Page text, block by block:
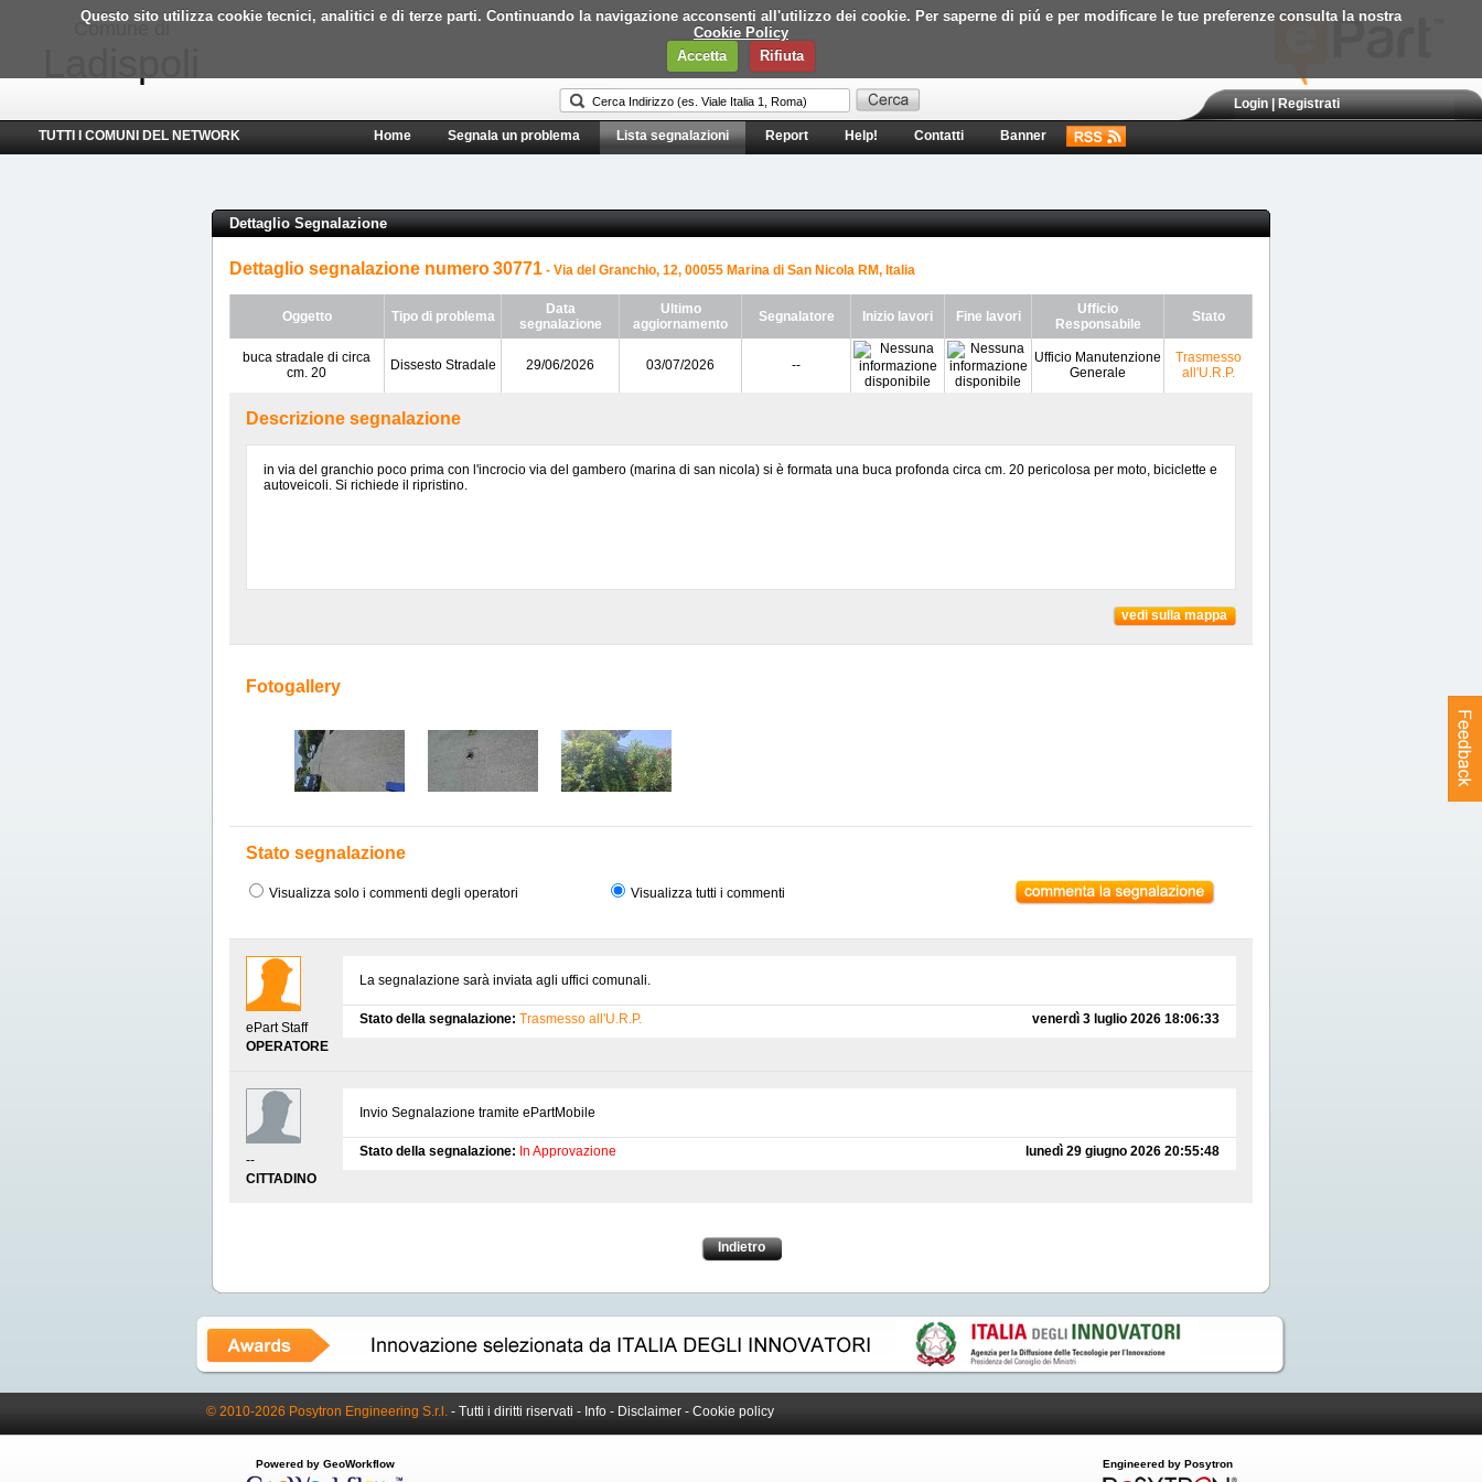
Questo sito utilizza cookie tecnici, analitici e di terze parti. Continuando la navigazione acconsenti all'utilizzo dei cookie. Per saperne di piú e per modificare le tue preferenze consulta la nostra
Cookie Policy
Accetta
Rifiuta
Comune di
Login|Registrati
TUTTI I COMUNI DEL NETWORK Home Segnala un problema Lista segnalazioni Report Help! Contatti Banner
Dettaglio Segnalazione
Dettaglio segnalazione numero30771 - Via del Granchio, 12, 00055 Marina di San Nicola RM, Italia
Oggetto Tipo di problema
Data
segnalazione
Ultimo
aggiornamento
Segnalatore Inizio lavori Fine lavori
Ufficio
Responsabile
Stato
buca stradale di circa
cm. 20
Dissesto Stradale 29/06/2026 03/07/2026 --
Ufficio Manutenzione
Generale
Trasmesso
all'U.R.P.
Descrizione segnalazione
in via del granchio poco prima con l'incrocio via del gambero (marina di san nicola) si è formata una buca profonda circa cm. 20 pericolosa per moto, biciclette e
autoveicoli. Si richiede il ripristino.
vedi sulla mappa
Fotogallery
Stato segnalazione
Visualizza solo i commenti degli operatori Visualizza tutti i commenti
ePart Staff
OPERATORE
La segnalazione sarà inviata agli uffici comunali.
Stato della segnalazione: Trasmesso all'U.R.P. venerdì 3 luglio 2026 18:06:33
--
CITTADINO
Invio Segnalazione tramite ePartMobile
Stato della segnalazione: In Approvazione lunedì 29 giugno 2026 20:55:48
Indietro
© 2010-2026 Posytron Engineering S.r.l. - Tutti i diritti riservati - Info - Disclaimer - Cookie policy
Powered by GeoWorkflow Engineered by Posytron